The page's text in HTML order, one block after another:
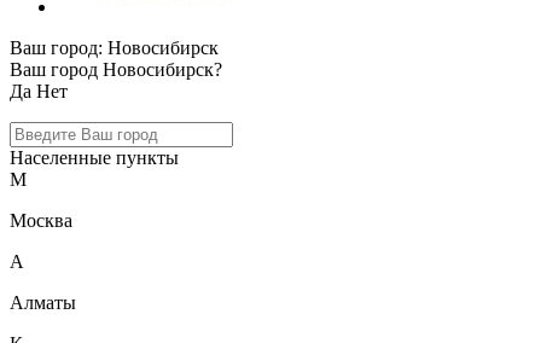
Ваш город: Новосибирск
Ваш город Новосибирск?
Да Нет
Населенные пункты
М
Москва
А
Алматы